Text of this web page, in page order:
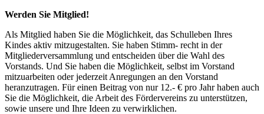
Werden Sie Mitglied!
Als Mitglied haben Sie die Möglichkeit, das Schulleben Ihres
Kindes aktiv mitzugestalten. Sie haben Stimm- recht in der
Mitgliederversammlung und entscheiden über die Wahl des
Vorstands. Und Sie haben die Möglichkeit, selbst im Vorstand
mitzuarbeiten oder jederzeit Anregungen an den Vorstand
heranzutragen. Für einen Beitrag von nur 12.- € pro Jahr haben auch
Sie die Möglichkeit, die Arbeit des Fördervereins zu unterstützen,
sowie unsere und Ihre Ideen zu verwirklichen.